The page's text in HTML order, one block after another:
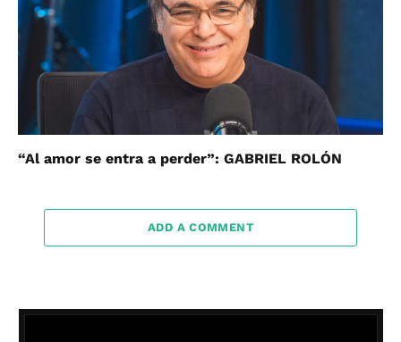
“Al amor se entra a perder”: GABRIEL ROLÓN
ADD A COMMENT